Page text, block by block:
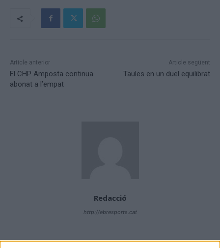
Article anterior
El CHP Amposta continua
abonat a l’empat
Article següent
Taules en un duel equilibrat
Redacció
http://ebresports.cat